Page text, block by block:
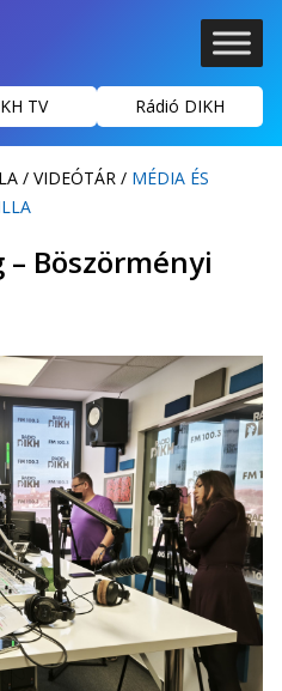
TV Rádió DIKH
/ VIDEÓTÁR / MÉDIA ÉS
– Böszörményi